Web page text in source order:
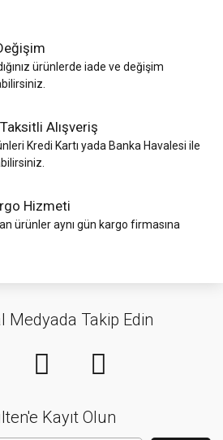
ürünlerde iade ve değişim
Alışveriş
Kredi Kartı yada Banka Havalesi ile
Hizmeti
ürünler aynı gün kargo firmasına
Medyada Takip Edin
Kayıt Olun